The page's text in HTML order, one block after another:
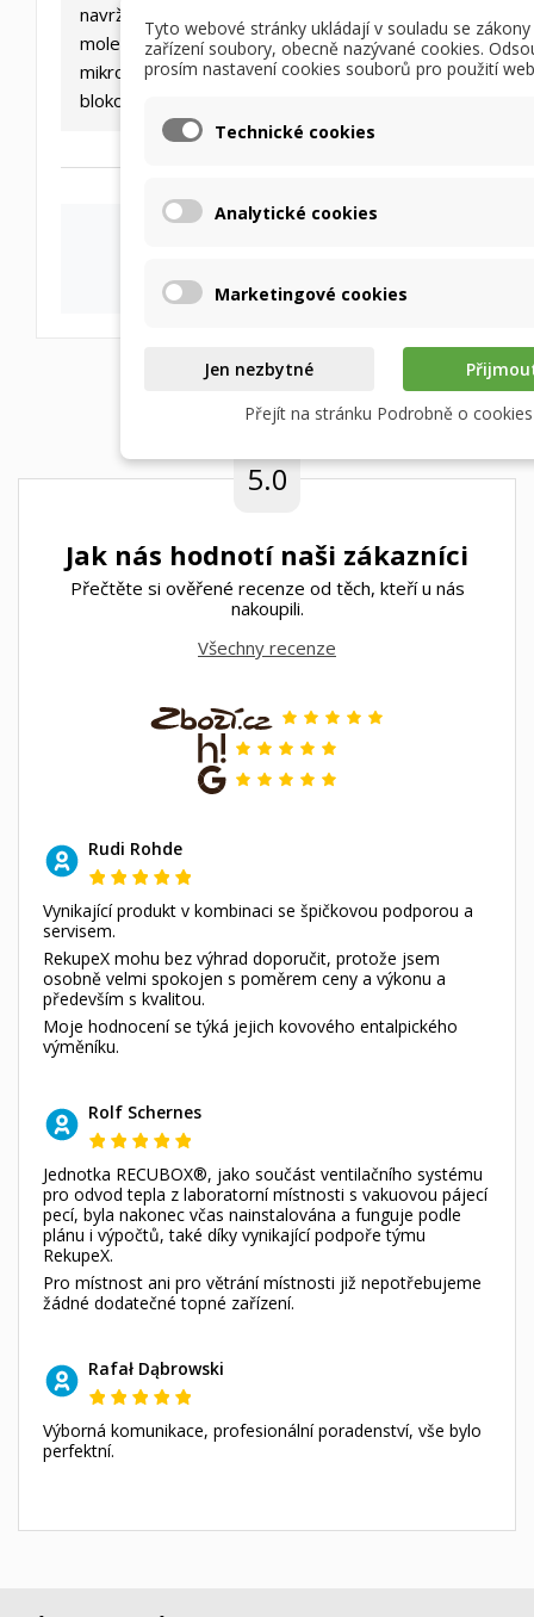
navržena tak, aby propouštěla pouze
molekuly vody. Pachy, plyny a
mikroorganismy jsou přes membránu
blokovány.
5.0
Jak nás hodnotí naši zákazníci
Přečtěte si ověřené recenze od těch, kteří u nás
nakoupili.
Všechny recenze
Rudi Rohde
Vynikající produkt v kombinaci se špičkovou podporou a
servisem.
RekupeX mohu bez výhrad doporučit, protože jsem
osobně velmi spokojen s poměrem ceny a výkonu a
především s kvalitou.
Moje hodnocení se týká jejich kovového entalpického
výměníku.
Rolf Schernes
Jednotka RECUBOX®, jako součást ventilačního systému
pro odvod tepla z laboratorní místnosti s vakuovou pájecí
pecí, byla nakonec včas nainstalována a funguje podle
plánu i výpočtů, také díky vynikající podpoře týmu
RekupeX.
Pro místnost ani pro větrání místnosti již nepotřebujeme
žádné dodatečné topné zařízení.
Rafał Dąbrowski
Výborná komunikace, profesionální poradenství, vše bylo
perfektní.
Tyto webové stránky ukládají v souladu se
zařízení soubory, obecně nazývané cookies.
prosím nastavení cookies souborů pro použití
Technické cookies
Analytické cookies
Marketingové cookies
Jen nezbytné
Přejít na stránku Podrobně o cookies